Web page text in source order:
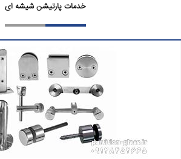
خدمات پارتیشن شیشه ای